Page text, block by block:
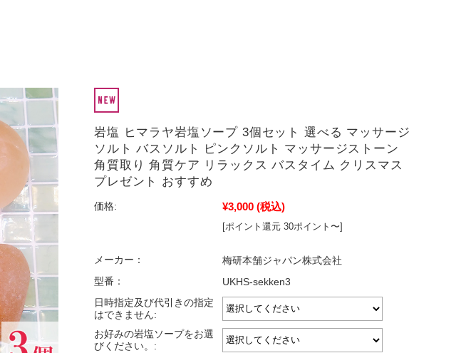
岩塩 ヒマラヤ岩塩ソープ 3個セット 選べる マッサージ
ソルト バスソルト ピンクソルト マッサージストーン
角質取り 角質ケア リラックス バスタイム クリスマス
プレゼント おすすめ
価格: ¥3,000 (税込)
[ポイント還元 30ポイント〜]
メーカー：
梅研本舗ジャパン株式会社
型番：
UKHS-sekken3
日時指定及び代引きの指定
はできません:
お好みの岩塩ソープをお選
びください。: